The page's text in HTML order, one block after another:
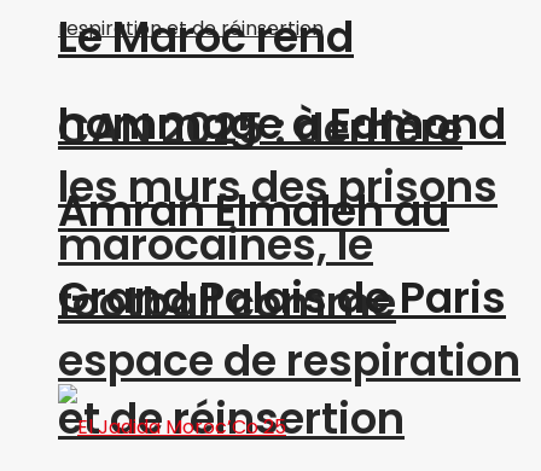
CAN 2025 : derrière
les murs des prisons
marocaines, le
football comme
espace de respiration
et de réinsertion
Le Maroc rend
hommage à Edmond
Amran Elmaleh au
Grand Palais de Paris